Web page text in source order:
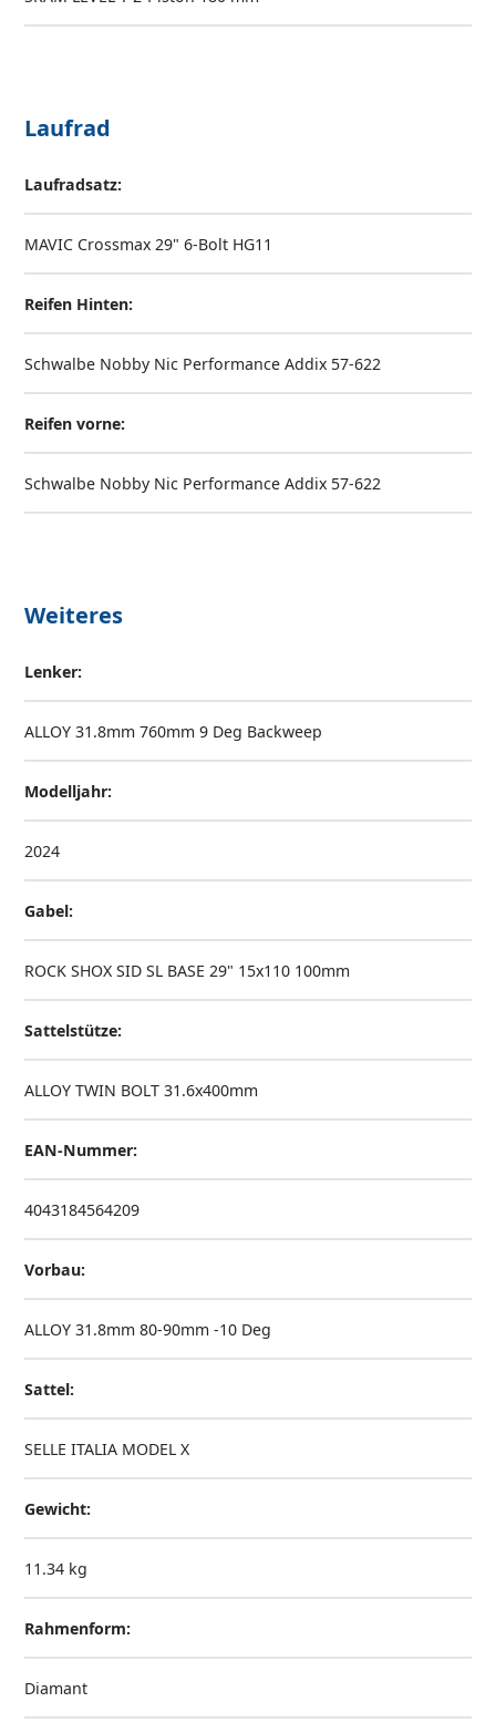
Laufrad
Laufradsatz:
MAVIC Crossmax 29" 6-Bolt HG11
Reifen Hinten:
Schwalbe Nobby Nic Performance Addix 57-622
Reifen vorne:
Schwalbe Nobby Nic Performance Addix 57-622
Weiteres
Lenker:
ALLOY 31.8mm 760mm 9 Deg Backweep
Modelljahr:
2024
Gabel:
ROCK SHOX SID SL BASE 29" 15x110 100mm
Sattelstütze:
ALLOY TWIN BOLT 31.6x400mm
EAN-Nummer:
4043184564209
Vorbau:
ALLOY 31.8mm 80-90mm -10 Deg
Sattel:
SELLE ITALIA MODEL X
Gewicht:
11.34 kg
Rahmenform:
Diamant